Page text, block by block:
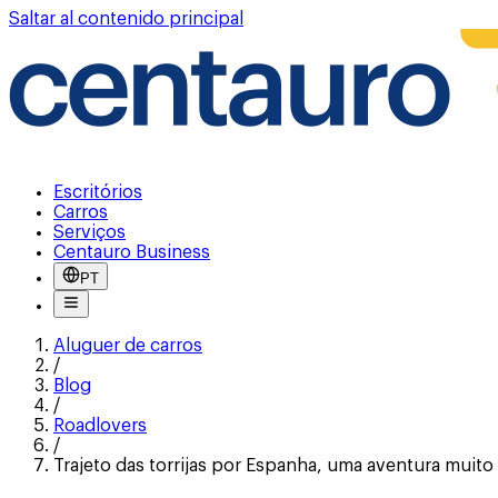
Saltar al contenido principal
Escritórios
Carros
Serviços
Centauro Business
PT
Aluguer de carros
/
Blog
/
Roadlovers
/
Trajeto das torrijas por Espanha, uma aventura